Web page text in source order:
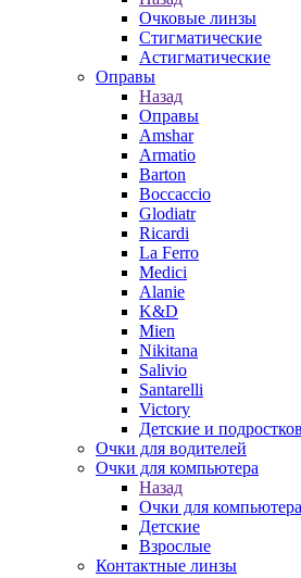
Очковые линзы
Стигматические
Астигматические
Оправы
Назад
Оправы
Amshar
Armatio
Barton
Boccaccio
Glodiatr
Ricardi
La Ferro
Medici
Alanie
K&D
Mien
Nikitana
Salivio
Santarelli
Victory
Детские и
Очки для водителей
Очки для компьютера
Назад
Очки для компьютера
Детские
Взрослые
Контактные линзы